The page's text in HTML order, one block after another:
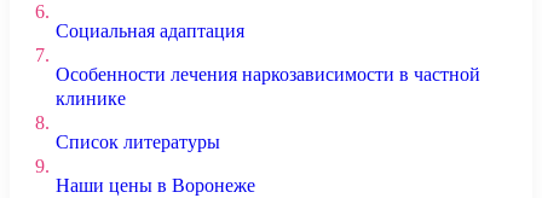
6.
Социальная адаптация
7.
Особенности лечения наркозависимости в частной
клинике
8.
Список литературы
9.
Наши цены в Воронеже